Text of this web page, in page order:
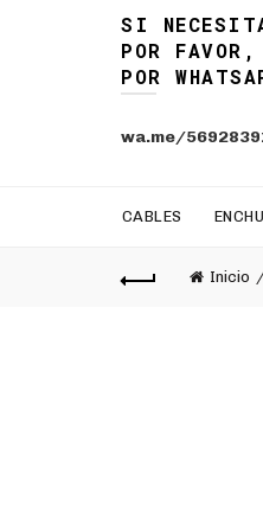
SI
POR FAVOR,
POR
wa.me/
CABLES
Inicio